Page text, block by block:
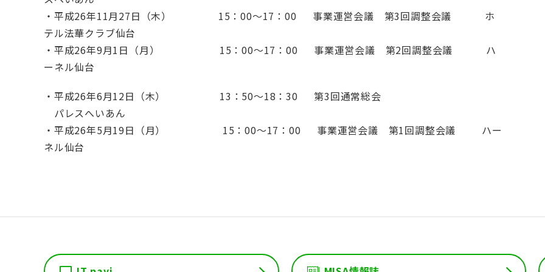
・平成26年11月27日（木） 15：00～17：00 事業運営会議 第3回調整会議 ホ
テル法華クラブ仙台
・平成26年9月1日（月） 15：00～17：00 事業運営会議 第2回調整会議 ハ
ーネル仙台
・平成26年6月12日（木） 13：50～18：30 第3回通常総会
パレスへいあん
・平成26年5月19日（月） 15：00～17：00 事業運営会議 第1回調整会議 ハー
ネル仙台